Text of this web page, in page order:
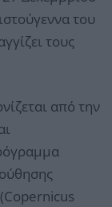
του
τους
από την